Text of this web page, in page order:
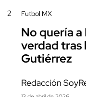
2 Futbol MX
No quería a
verdad tras
Gutiérrez
Redacción